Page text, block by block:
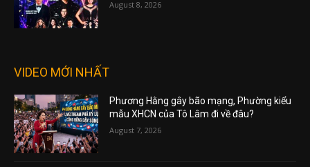
August 8, 2026
VIDEO MỚI NHẤT
Phương Hằng gây bão mạng, Phường kiểu
mẫu XHCN của Tô Lâm đi về đâu?
August 7, 2026